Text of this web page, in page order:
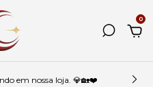
0
em nossa loja. 💎🏡❤️